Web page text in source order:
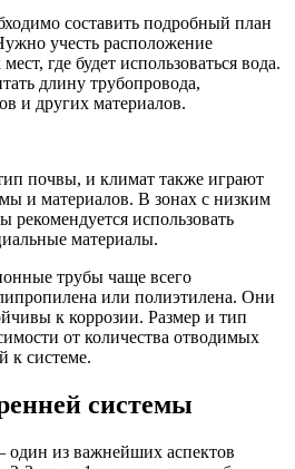
составить подробный план
учесть расположение
где будет использоваться вода.
длину трубопровода,
и других материалов.
почвы, и климат также играют
и материалов. В зонах с низким
рекомендуется использовать
материалы.
трубы чаще всего
или полиэтилена. Они
к коррозии. Размер и тип
от количества отводимых
к системе.
системы
один из важнейших аспектов